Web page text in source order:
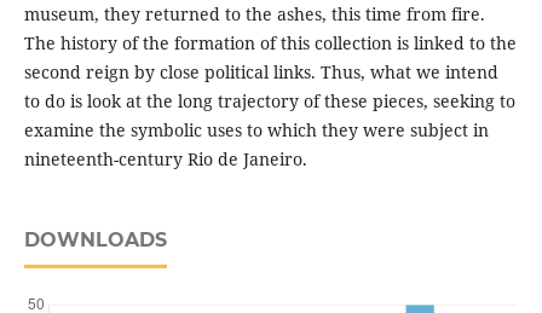
museum, they returned to the ashes, this time from fire.
The history of the formation of this collection is linked to the
second reign by close political links. Thus, what we intend
to do is look at the long trajectory of these pieces, seeking to
examine the symbolic uses to which they were subject in
nineteenth-century Rio de Janeiro.
DOWNLOADS